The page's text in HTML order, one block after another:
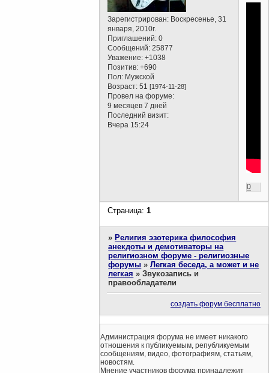
Зарегистрирован: Воскресенье, 31
января, 2010г.
Приглашений: 0
Сообщений: 25877
Уважение: +1038
Позитив: +690
Пол: Мужской
Возраст: 51[1974-11-28]
Провел на форуме:
9 месяцев 7 дней
Последний визит:
Вчера 15:24
0
Страница:1
» Религия эзотерика философия
анекдоты и демотиваторы на
религиозном форуме - религиозные
форумы »Легкая беседа, а может и не
легкая »Звукозапись и
правообладатели
создать форум бесплатно
Администрация форума не имеет никакого
отношения к публикуемым, републикуемым
сообщениям, видео, фотографиям, статьям,
новостям.
Мнение участников форума принадлежит